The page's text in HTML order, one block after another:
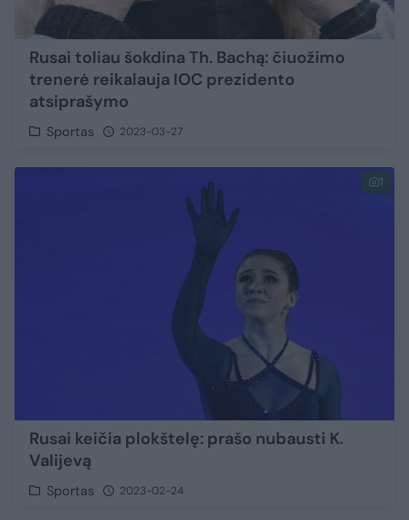
Rusai toliau šokdina Th. Bachą: čiuožimo
trenerė reikalauja IOC prezidento
atsiprašymo
Sportas 2023-03-27
1
Rusai keičia plokštelę: prašo nubausti K.
Valijevą
Sportas 2023-02-24